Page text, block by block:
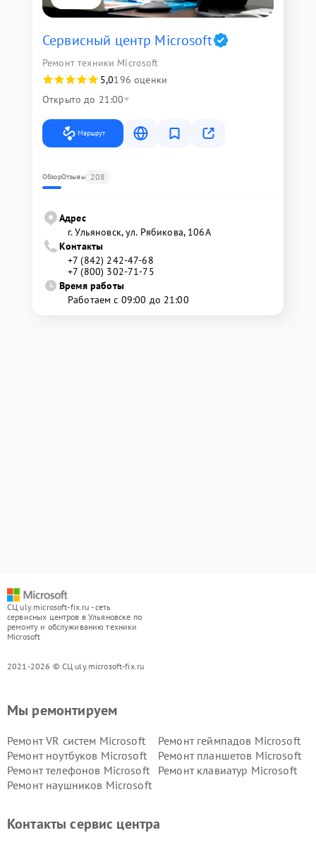
Сервисный центр Microsoft
Ремонт техники Microsoft
5,0196 оценки
Открыто до 21:00
Маршрут
ОбзорОтзывы 208
Адрес
г. Ульяновск, ул. Рябикова, 106А
Контакты
+7 (842) 242-47-68
+7 (800) 302-71-75
Время работы
Работаем с 09:00 до 21:00
СЦ uly.microsoft-fix.ru - сеть
сервисных центров в Ульяновске по
ремонту и обслуживанию техники
Microsoft
2021-2026 © СЦ uly.microsoft-fix.ru
Мы ремонтируем
Ремонт VR систем Microsoft
Ремонт геймпадов Microsoft
Ремонт ноутбуков Microsoft
Ремонт планшетов Microsoft
Ремонт телефонов Microsoft
Ремонт клавиатур Microsoft
Ремонт наушников Microsoft
Контакты сервис центра